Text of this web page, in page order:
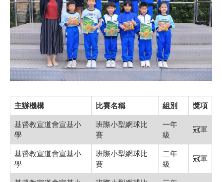
主辦機構 比賽名稱 組別 獎項
基督教宣道會宣基小
學
班際小型網球比
賽
一年
級
冠軍
基督教宣道會宣基小
學
班際小型網球比
賽
二年
級
冠軍